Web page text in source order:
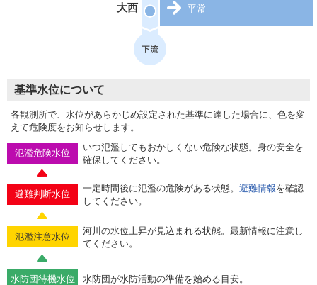
大西 平常
基準水位について
各観測所で、水位があらかじめ設定された基準に達した場合に、色を変
えて危険度をお知らせします。
氾濫危険水位
いつ氾濫してもおかしくない危険な状態。身の安全を
確保してください。
避難判断水位
一定時間後に氾濫の危険がある状態。 避難情報を確認
してください。
氾濫注意水位
河川の水位上昇が見込まれる状態。最新情報に注意し
てください。
水防団待機水位 水防団が水防活動の準備を始める目安。